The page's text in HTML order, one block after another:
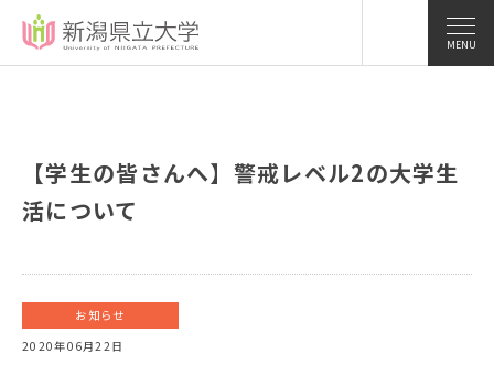
MENU
【学生の皆さんへ】警戒レベル2の大学生
活について
お知らせ
2020年06月22日